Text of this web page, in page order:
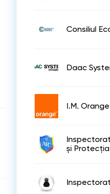
Consiliul
Daac
I.M.
și